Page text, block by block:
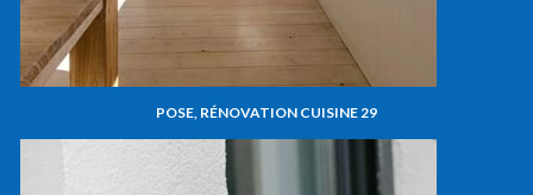
POSE, RÉNOVATION CUISINE 29